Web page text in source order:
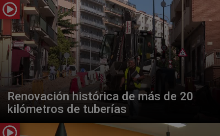
Renovación histórica de más de 20
kilómetros de tuberías